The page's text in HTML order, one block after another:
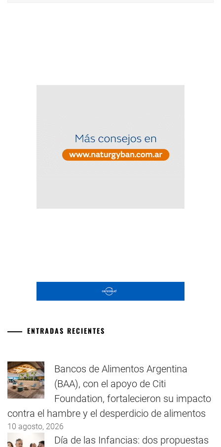
ENTRADAS RECIENTES
Bancos de Alimentos Argentina
(BAA), con el apoyo de Citi
Foundation, fortalecieron su impacto
contra el hambre y el desperdicio de alimentos
10 agosto, 2026
Día de las Infancias: dos propuestas